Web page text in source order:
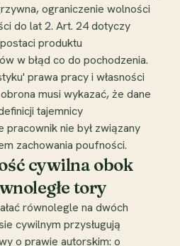
ograniczenie wolności
do lat 2. Art. 24 dotyczy
produktu
w błąd co do pochodzenia.
prawa pracy i własności
musi wykazać, że dane
tajemnicy
nie był związany
zachowania poufności.
cywilna obok
tory
równolegle na dwóch
cywilnym przysługują
o prawie autorskim: o